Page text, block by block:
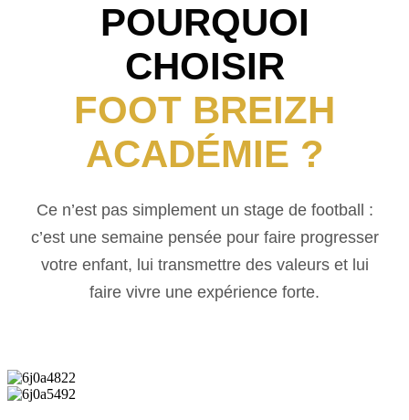
POURQUOI
CHOISIR
FOOT BREIZH
ACADÉMIE ?
Ce n’est pas simplement un stage de football :
c’est une semaine pensée pour faire progresser
votre enfant, lui transmettre des valeurs et lui
faire vivre une expérience forte.